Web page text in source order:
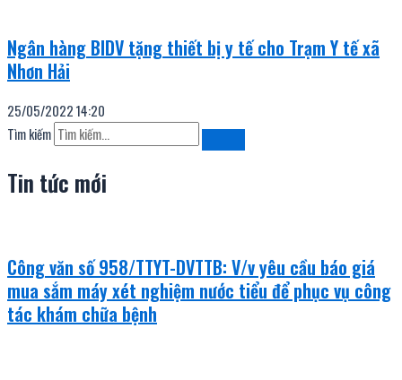
Ngân hàng BIDV tặng thiết bị y tế cho Trạm Y tế xã
Nhơn Hải
25/05/202214:20
Tìm kiếm
Tin tức mới
Công văn số 958/TTYT-DVTTB: V/v yêu cầu báo giá
mua sắm máy xét nghiệm nước tiểu để phục vụ công
tác khám chữa bệnh